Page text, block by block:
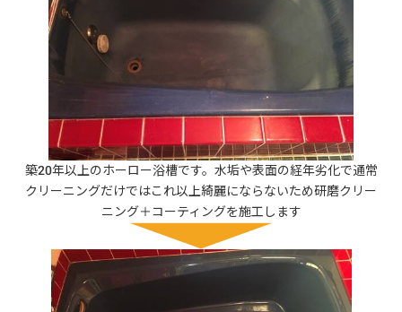
築20年以上のホーロー浴槽です。水垢や表面の経年劣化で通常
クリーニングだけではこれ以上綺麗にならないため研磨クリー
ニング＋コーティングを施工します